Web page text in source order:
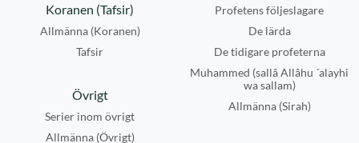
Profetens följeslagare
De lärda
De tidigare profeterna
Muhammed (sallâ Allâhu ´alayhi
wa sallam)
Allmänna (Sirah)
Koranen (Tafsir)
Allmänna (Koranen)
Tafsir
Övrigt
Serier inom övrigt
Allmänna (Övrigt)